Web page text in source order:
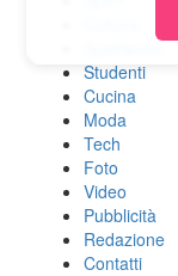
Spettacolo
Studenti
Cucina
Moda
Tech
Foto
Video
Pubblicità
Redazione
Contatti